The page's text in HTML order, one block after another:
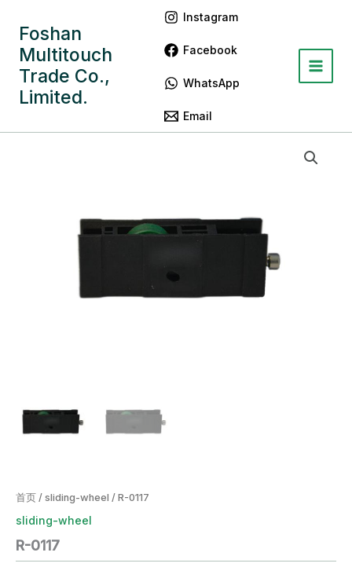
Foshan
Multitouch
Trade Co.,
Limited.
Instagram
Facebook
WhatsApp
Email
首页 / sliding-wheel / R-0117
sliding-wheel
R-0117